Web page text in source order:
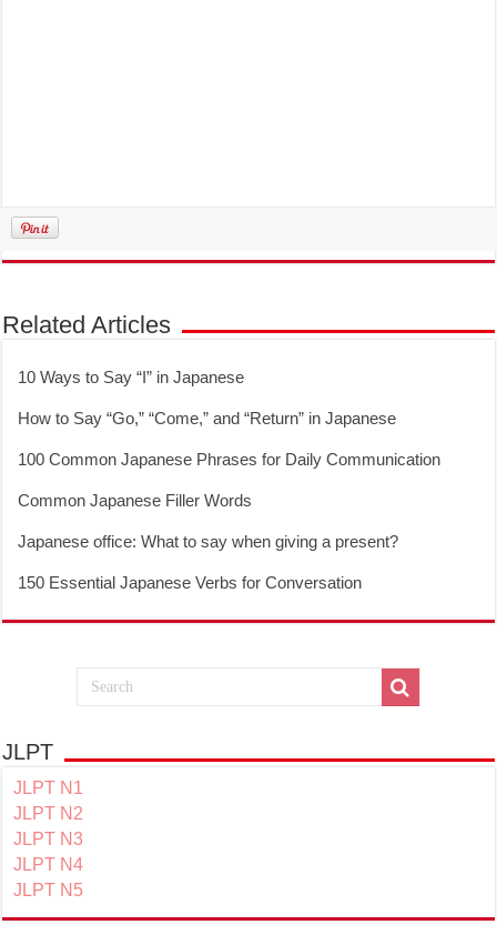
Related Articles
10 Ways to Say “I” in Japanese
How to Say “Go,” “Come,” and “Return” in Japanese
100 Common Japanese Phrases for Daily Communication
Common Japanese Filler Words
Japanese office: What to say when giving a present?
150 Essential Japanese Verbs for Conversation
JLPT
JLPT N1
JLPT N2
JLPT N3
JLPT N4
JLPT N5